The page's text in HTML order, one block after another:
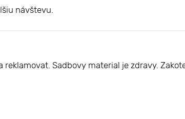
návštevu.
Sadbovy material je zdravy.